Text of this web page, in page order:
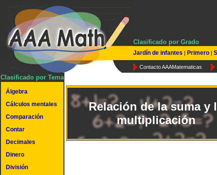
Clasificado por Grado
Jardín de infantes | Primero |
Contacto AAAMatematicas
Clasificado por Tema
Álgebra
Cálculos mentales
Comparación
Contar
Decimales
Dinero
División
Relación de la suma y
multiplicación